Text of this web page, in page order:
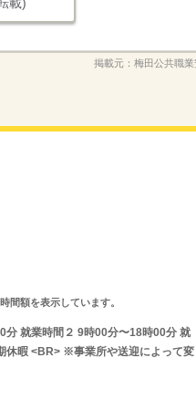
掲載元： 梅田公共職
間額を表示しています。
分 就業時間２ 9時00分〜18時00分 就
休暇 <BR> ※事業所や送迎によって変